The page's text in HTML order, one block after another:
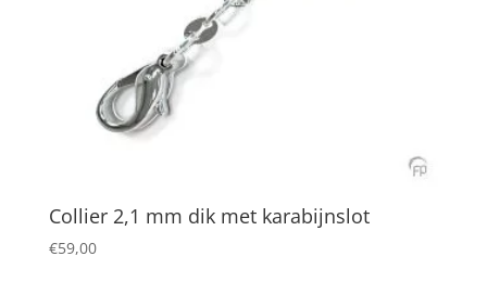
Collier 2,1 mm dik met karabijnslot
€59,00